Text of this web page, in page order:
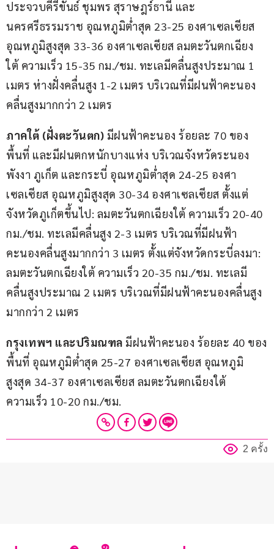
ประจวบคีรีขันธ์ ชุมพร สุราษฎร์ธานี และ
นครศรีธรรมราช อุณหภูมิต่ำสุด 23-25 องศาเซลเซียส
อุณหภูมิสูงสุด 33-36 องศาเซลเซียส ลมตะวันตกเฉียง
ใต้ ความเร็ว 15-35 กม./ชม. ทะเลมีคลื่นสูงประมาณ 1
เมตร ห่างฝั่งคลื่นสูง 1-2 เมตร บริเวณที่มีฝนฟ้าคะนอง
คลื่นสูงมากกว่า 2 เมตร
ภาคใต้ (ฝั่งตะวันตก) มีฝนฟ้าคะนอง ร้อยละ 70 ของ
พื้นที่ และมีฝนตกหนักบางแห่ง บริเวณจังหวัดระนอง
พังงา ภูเก็ต และกระบี่ อุณหภูมิต่ำสุด 24-25 องศา
เซลเซียส อุณหภูมิสูงสุด 30-34 องศาเซลเซียส ตั้งแต่
จังหวัดภูเก็ตขึ้นไป: ลมตะวันตกเฉียงใต้ ความเร็ว 20-40
กม./ชม. ทะเลมีคลื่นสูง 2-3 เมตร บริเวณที่มีฝนฟ้า
คะนองคลื่นสูงมากกว่า 3 เมตร ตั้งแต่จังหวัดกระบี่ลงมา:
ลมตะวันตกเฉียงใต้ ความเร็ว 20-35 กม./ชม. ทะเลมี
คลื่นสูงประมาณ 2 เมตร บริเวณที่มีฝนฟ้าคะนองคลื่นสูง
มากกว่า 2 เมตร
กรุงเทพฯ และปริมณฑล มีฝนฟ้าคะนอง ร้อยละ 40 ของ
พื้นที่ อุณหภูมิต่ำสุด 25-27 องศาเซลเซียส อุณหภูมิ
สูงสุด 34-37 องศาเซลเซียส ลมตะวันตกเฉียงใต้
ความเร็ว 10-20 กม./ชม.
2 ครั้ง